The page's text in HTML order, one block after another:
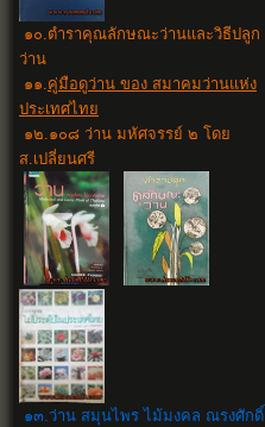
๑๐.ตำราคุณลักษณะว่านและวิธีปลูก
ว่าน
๑๑.คู่มือดูว่าน ของ สมาคมว่านแห่ง
ประเทศไทย
๑๒.๑๐๘ ว่าน มหัศจรรย์ ๒ โดย
ส.เปลี่ยนศรี
๑๓.ว่าน สมุนไพร ไม้มงคล ณรงศักดิ์